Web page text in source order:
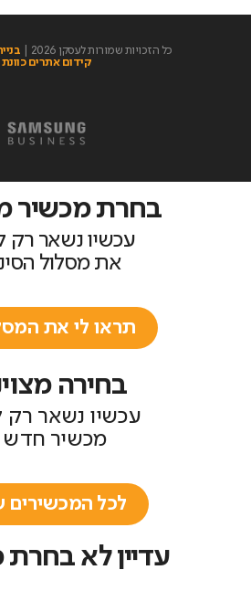
כל הזכויות שמורות לעסקן 2026 |
קידום אתרים כוונת
בחרת מכשיר
עכשיו נשאר רק
את מסלול
תראו לי את
בחירה
עכשיו נשאר רק
מכשיר חדש
לכל המכשירים
עדיין לא בחרת